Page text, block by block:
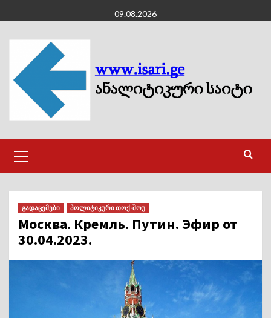
to
content
09.08.2026
Menu
გადაცემები პოლიტიკური თოქ-შოუ
Москва. Кремль. Путин. Эфир от
30.04.2023.